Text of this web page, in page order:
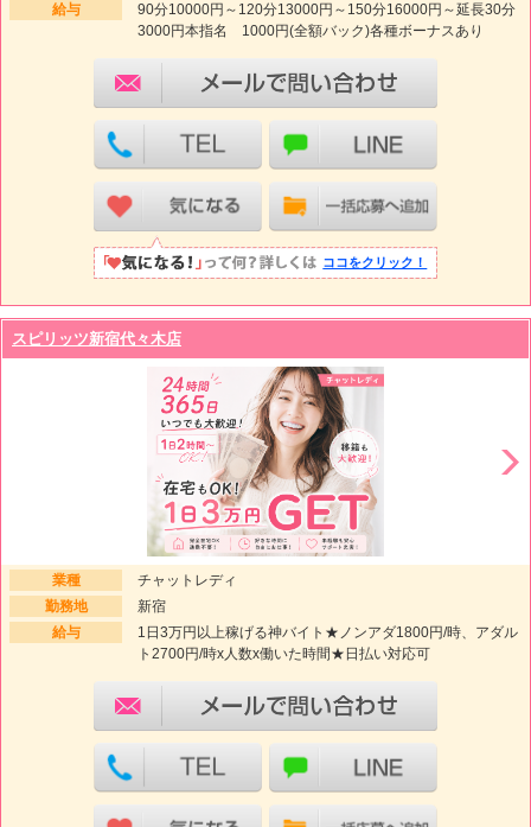
給与
90分10000円～120分13000円～150分16000円～延長30分
3000円本指名 1000円(全額バック)各種ボーナスあり
ココをクリック！
スピリッツ新宿代々木店
業種
チャットレディ
勤務地
新宿
給与
1日3万円以上稼げる神バイト★ノンアダ1800円/時、アダル
ト2700円/時x人数x働いた時間★日払い対応可